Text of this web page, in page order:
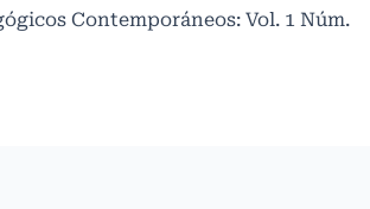
Contemporáneos: Vol. 1 Núm.